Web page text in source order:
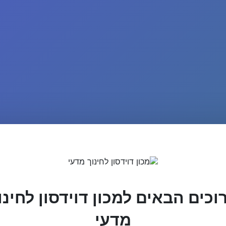
הבאים למכון דוידסון
מדעי